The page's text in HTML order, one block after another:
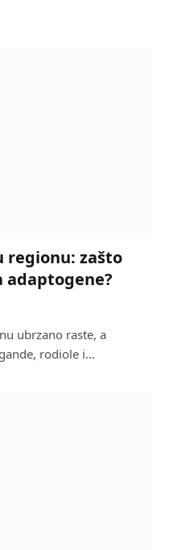
regionu: zašto
adaptogene?
ubrzano raste, a
rodiole i…